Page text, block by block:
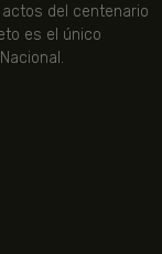
del centenario
es el único